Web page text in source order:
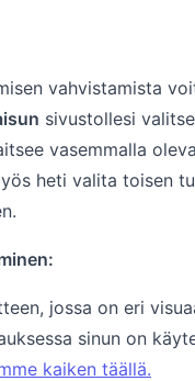
vahvistamista
sivustollesi
vasemmalla
heti valita toisen
jossa on eri
sinun on
kaiken täällä.